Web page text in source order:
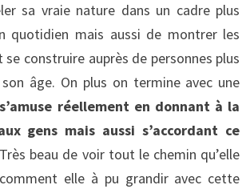
sa vraie nature dans un cadre plus
quotidien mais aussi de montrer les
se construire auprès de personnes plus
âge. On plus on termine avec une
réellement en donnant à la
gens mais aussi s’accordant ce
beau de voir tout le chemin qu’elle
elle à pu grandir avec cette